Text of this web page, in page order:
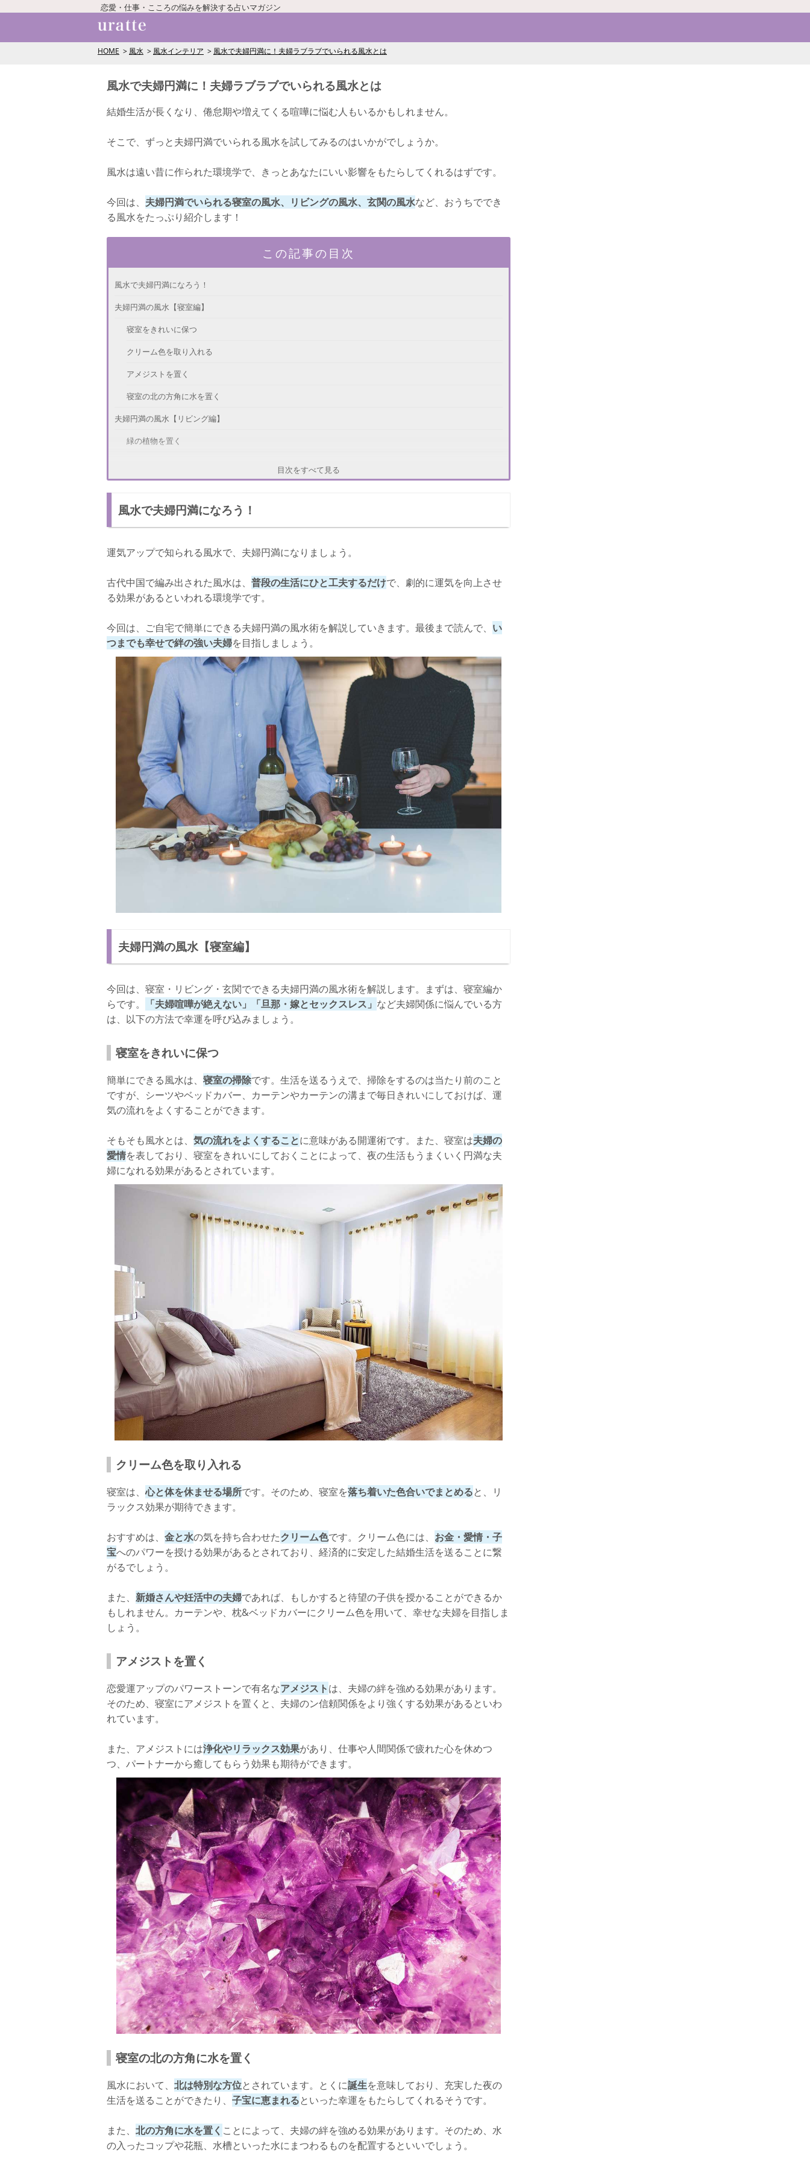
恋愛・仕事・こころの悩みを解決する占いマガジン
HOME 風水 風水インテリア 風水で夫婦円満に！夫婦ラブラブでいられる風水とは
風水で夫婦円満に！夫婦ラブラブでいられる風水とは
結婚生活が長くなり、倦怠期や増えてくる喧嘩に悩む人もいるかもしれません。
そこで、ずっと夫婦円満でいられる風水を試してみるのはいかがでしょうか。
風水は遠い昔に作られた環境学で、きっとあなたにいい影響をもたらしてくれるはずです。
今回は、 夫婦円満でいられる寝室の風水、リビングの風水、玄関の風水など、おうちででき
る風水をたっぷり紹介します！
この記事の目次
風水で夫婦円満になろう！
夫婦円満の風水【寝室編】
寝室をきれいに保つ
クリーム色を取り入れる
アメジストを置く
寝室の北の方角に水を置く
夫婦円満の風水【リビング編】
緑の植物を置く
夫婦や家族写真を飾る
夫婦円満の風水【玄関編】
玄関先に植物を置く
暖色系の玄関マットを置く
まだある！夫婦の愛情運を上げる家庭の風水
寝室や家の東南に桃の絵を飾る
新鮮な生花を飾る
家全体を明るい色で統一する
要注意！夫婦円満にNGな家庭の風水
掃除や換気をしない
玄関に人形やぬいぐるみを飾る
夫婦円満の風水でさらにラブラブに！
目次をすべて見る
風水で夫婦円満になろう！
運気アップで知られる風水で、夫婦円満になりましょう。
古代中国で編み出された風水は、 普段の生活にひと工夫するだけで、劇的に運気を向上させ
る効果があるといわれる環境学です。
今回は、ご自宅で簡単にできる夫婦円満の風水術を解説していきます。最後まで読んで、 い
つまでも幸せで絆の強い夫婦を目指しましょう。
夫婦円満の風水【寝室編】
今回は、寝室・リビング・玄関でできる夫婦円満の風水術を解説します。まずは、寝室編か
らです。
「夫婦喧嘩が絶えない」「旦那・嫁とセックスレス」 など夫婦関係に悩んでいる方
は、以下の方法で幸運を呼び込みましょう。
寝室をきれいに保つ
簡単にできる風水は、 寝室の掃除です。生活を送るうえで、掃除をするのは当たり前のこと
ですが、シーツやベッドカバー、カーテンやカーテンの溝まで毎日きれいにしておけば、運
気の流れをよくすることができます。
そもそも風水とは、 気の流れをよくすることに意味がある開運術です。また、寝室は夫婦の
愛情を表しており、寝室をきれいにしておくことによって、夜の生活もうまくいく円満な夫
婦になれる効果があるとされています。
クリーム色を取り入れる
寝室は、心と体を休ませる場所です。そのため、寝室を落ち着いた色合いでまとめると、リ
ラックス効果が期待できます。
おすすめは、 金と水の気を持ち合わせたクリーム色です。クリーム色には、 お金・愛情・子
宝へのパワーを授ける効果があるとされており、経済的に安定した結婚生活を送ることに繋
がるでしょう。
また、 新婚さんや妊活中の夫婦であれば、もしかすると待望の子供を授かることができるか
もしれません。カーテンや、枕&ベッドカバーにクリーム色を用いて、幸せな夫婦を目指しま
しょう。
アメジストを置く
恋愛運アップのパワーストーンで有名なアメジストは、夫婦の絆を強める効果があります。
そのため、寝室にアメジストを置くと、夫婦のン信頼関係をより強くする効果があるといわ
れています。
また、アメジストには浄化やリラックス効果があり、仕事や人間関係で疲れた心を休めつ
つ、パートナーから癒してもらう効果も期待ができます。
寝室の北の方角に水を置く
風水において、 北は特別な方位とされています。とくに誕生を意味しており、充実した夜の
生活を送ることができたり、 子宝に恵まれるといった幸運をもたらしてくれるそうです。
また、 北の方角に水を置く ことによって、夫婦の絆を強める効果があります。そのため、水
の入ったコップや花瓶、水槽といった水にまつわるものを配置するといいでしょう。